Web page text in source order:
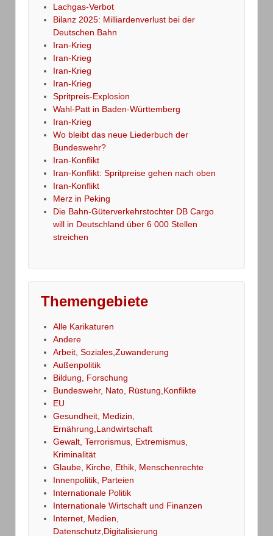
Lachgas-Verbot
Bilanz 2025: Milliardenverlust bei der
Deutschen Bahn
Iran-Krieg
Iran-Krieg
Iran-Krieg
Iran-Krieg
Spritpreis-Explosion
Wahl-Patt in Baden-Württemberg
Iran-Krieg
Wo bleibt das neue Liederbuch der
Bundeswehr?
Iran-Konflikt
Iran-Konflikt: Spritpreise gehen nach oben
Iran-Konflikt
Merz in Peking
Die Bahn-Güterverkehrstochter DB Cargo
will in Deutschland über 6 000 Stellen
streichen
Themengebiete
Alle Karikaturen
Andere
Arbeit, Soziales,Zuwanderung
Außenpolitik
Bildung, Forschung
Bundeswehr, Nato, Rüstung,Konflikte
EU
Gesundheit, Medizin,
Ernährung,Landwirtschaft
Gewalt, Terrorismus, Extremismus,
Kriminalität
Glaube, Kirche, Ethik, Menschenrechte
Innenpolitik, Parteien
Internationale Politik
Internationale Wirtschaft und Finanzen
Internet, Medien,
Datenschutz,Digitalisierung